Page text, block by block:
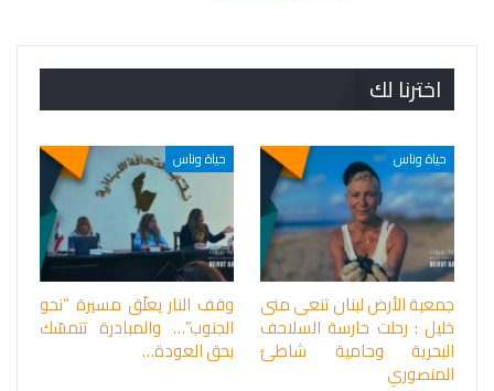
اخترنا لك
حياة وناس
جمعية الأرض لبنان تنعى منى
خليل : رحلت حارسة السلاحف
البحرية وحامية شاطئ
المنصوري
حياة وناس
وقف النار يعلّق مسيرة “نحو
الجنوب”… والمبادرة تتمسّك
بحق العودة…